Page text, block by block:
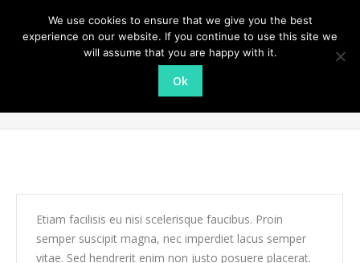
Etiam facilisis eu nisi scelerisque faucibus. Proin
semper suscipit magna, nec imperdiet lacus semper
vitae. Sed hendrerit enim non justo posuere placerat.
We use cookies to ensure that we give you the best
experience on our website. If you continue to use this site we
will assume that you are happy with it.
Ok